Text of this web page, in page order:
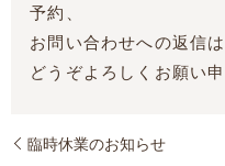
予約、
お問い合わせへの返信
どうぞよろしくお願い申
臨時休業のお知らせ